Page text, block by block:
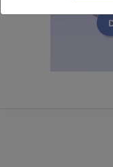
facultados para
con ejercicio
fármacos se